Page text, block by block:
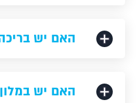
האם יש
האם יש